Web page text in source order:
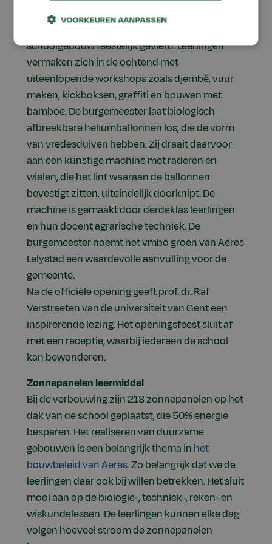
In het bijzijn van burgemeester Ina Adema van
schoolgebouw feestelijk gevierd. Leerlingen
vermaken zich in de ochtend met
uiteenlopende workshops zoals djembé, vuur
maken, kickboksen, graffiti en bouwen met
bamboe. De burgemeester laat biologisch
afbreekbare heliumballonnen los, die de vorm
van vredesduiven hebben. Zij draait daarvoor
aan een kunstige machine met raderen en
wielen, die het lint waaraan de ballonnen
bevestigt zitten, uiteindelijk doorknipt. De
machine is gemaakt door derdeklas leerlingen
en hun docent agrarische techniek. De
burgemeester noemt het vmbo groen van Aeres
Lelystad een waardevolle aanvulling voor de
gemeente.
Na de officiële opening geeft prof. dr. Raf
Verstraeten van de universiteit van Gent een
inspirerende lezing. Het openingsfeest sluit af
met een receptie, waarbij iedereen de school
kan bewonderen.
Zonnepanelen leermiddel
Bij de verbouwing zijn 218 zonnepanelen op het
dak van de school geplaatst, die 50% energie
besparen. Het realiseren van duurzame
gebouwen is een belangrijk thema in het
bouwbeleid van Aeres. Zo belangrijk dat we de
leerlingen daar ook bij willen betrekken. Het sluit
mooi aan op de biologie-, techniek-, reken- en
wiskundelessen. De leerlingen kunnen elke dag
volgen hoeveel stroom de zonnepanelen
VOORKEUREN AANPASSEN